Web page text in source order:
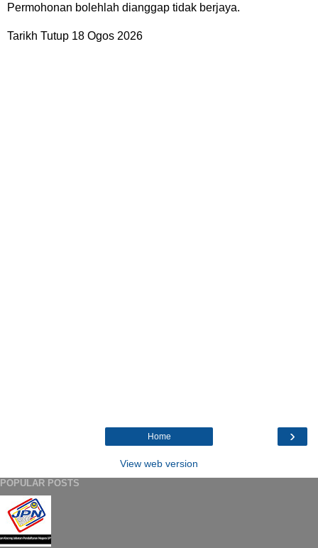
Permohonan bolehlah dianggap tidak berjaya.
Tarikh Tutup 18 Ogos 2026
›
Home
View web version
POPULAR POSTS